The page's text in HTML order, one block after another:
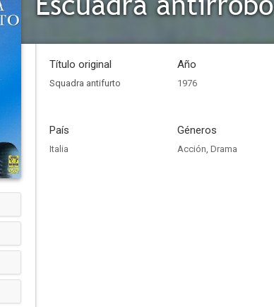
Título original
Squadra antifurto
Año
1976
País
Italia
Géneros
Acción, Drama